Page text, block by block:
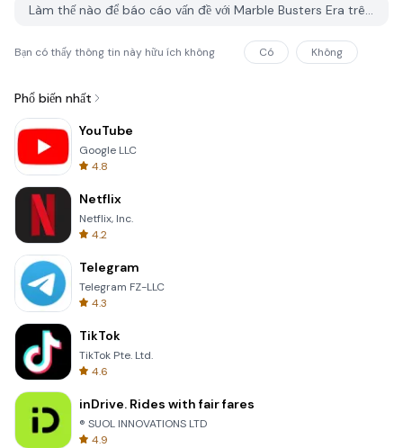
Làm thế nào để báo cáo vấn đề với Marble Busters Era trên PGYER APK HUB?
Bạn có thấy thông tin này hữu ích không Có Không
Phổ biến nhất
YouTube
Google LLC
4.8
Netflix
Netflix, Inc.
4.2
Telegram
Telegram FZ-LLC
4.3
TikTok
TikTok Pte. Ltd.
4.6
inDrive. Rides with fair fares
® SUOL INNOVATIONS LTD
4.9